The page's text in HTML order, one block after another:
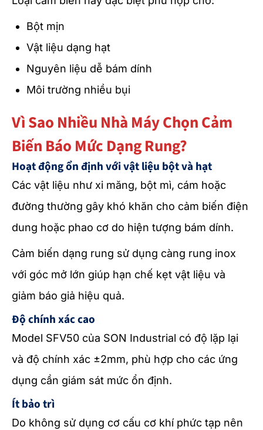
Bột mịn
Vật liệu dạng hạt
Nguyên liệu dễ bám dính
Môi trường nhiều bụi
Vì Sao Nhiều Nhà Máy Chọn Cảm
Biến Báo Mức Dạng Rung?
Hoạt động ổn định với vật liệu bột và hạt
Các vật liệu như xi măng, bột mì, cám hoặc
đường thường gây khó khăn cho cảm biến điện
dung hoặc phao cơ do hiện tượng bám dính.
Cảm biến dạng rung sử dụng càng rung inox
với góc mở lớn giúp hạn chế kẹt vật liệu và
giảm báo giả hiệu quả.
Độ chính xác cao
Model SFV50 của SON Industrial có độ lặp lại
và độ chính xác ±2mm, phù hợp cho các ứng
dụng cần giám sát mức ổn định.
Ít bảo trì
Do không sử dụng cơ cấu cơ khí phức tạp nên